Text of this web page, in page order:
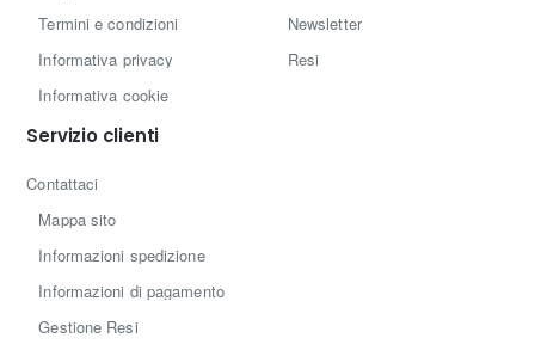
Termini e condizioni
Informativa privacy
Informativa cookie
Newsletter
Resi
Servizio clienti
Contattaci
Mappa sito
Informazioni spedizione
Informazioni di pagamento
Gestione Resi